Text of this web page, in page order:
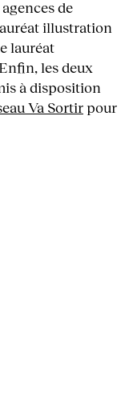
de
illustration
lauréat
les deux
à disposition
Va Sortirpour